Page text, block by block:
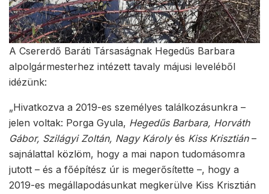
A Csererdő Baráti Társaságnak Hegedűs Barbara
alpolgármesterhez intézett tavaly májusi leveléből
idézünk:
„Hivatkozva a 2019-es személyes találkozásunkra –
jelen voltak: Porga Gyula, Hegedűs Barbara, Horváth
Gábor, Szilágyi Zoltán, Nagy Károlyés Kiss Krisztián–
sajnálattal közlöm, hogy a mai napon tudomásomra
jutott – és a főépítész úr is megerősítette –, hogy a
2019-es megállapodásunkat megkerülve Kiss Krisztián